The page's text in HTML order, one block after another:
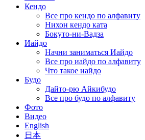
Кендо
Все про кендо по алфавиту
Нихон кендо ката
Бокуто-ни-Вадза
Иайдо
Начни заниматься Иайдо
Все про иайдо по алфавиту
Что такое иайдо
Будо
Дайто-рю Айкибудо
Все про будо по алфавиту
Фото
Видео
English
日本